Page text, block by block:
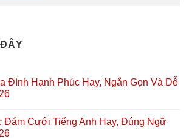
Đình Hạnh Phúc Hay, Ngắn Gọn Và Dễ
Đám Cưới Tiếng Anh Hay, Đúng Ngữ